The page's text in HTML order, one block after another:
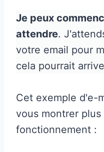
Je peux
attendre.
votre email pour
cela pourrait
Cet exemple d'e-
vous montrer plus
fonctionnement :